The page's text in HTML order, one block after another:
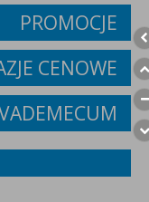
PROMOCJE
CENOWE